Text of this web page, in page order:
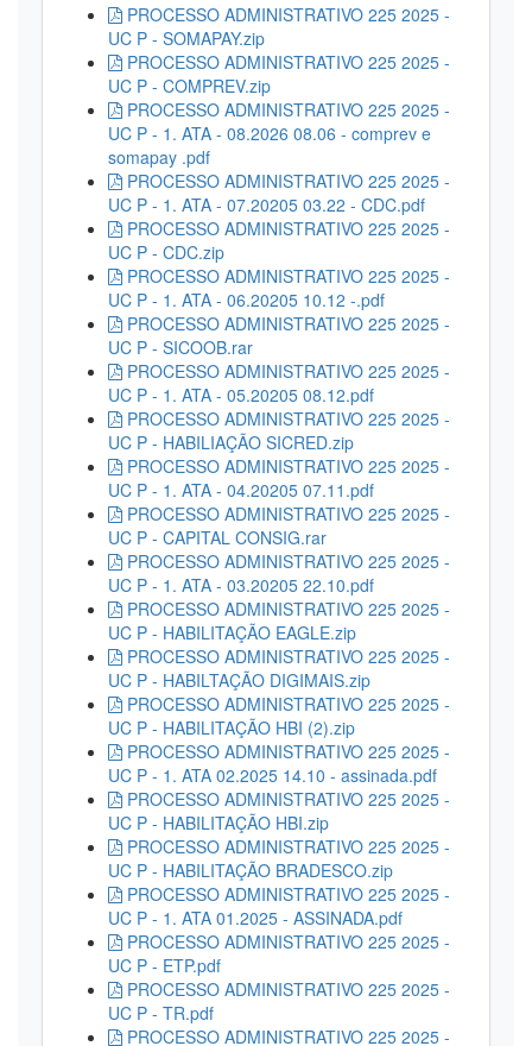
PROCESSO ADMINISTRATIVO 225 2025 -
UC P - SOMAPAY.zip
PROCESSO ADMINISTRATIVO 225 2025 -
UC P - COMPREV.zip
PROCESSO ADMINISTRATIVO 225 2025 -
UC P - 1. ATA - 08.2026 08.06 - comprev e
somapay .pdf
PROCESSO ADMINISTRATIVO 225 2025 -
UC P - 1. ATA - 07.20205 03.22 - CDC.pdf
PROCESSO ADMINISTRATIVO 225 2025 -
UC P - CDC.zip
PROCESSO ADMINISTRATIVO 225 2025 -
UC P - 1. ATA - 06.20205 10.12 -.pdf
PROCESSO ADMINISTRATIVO 225 2025 -
UC P - SICOOB.rar
PROCESSO ADMINISTRATIVO 225 2025 -
UC P - 1. ATA - 05.20205 08.12.pdf
PROCESSO ADMINISTRATIVO 225 2025 -
UC P - HABILIAÇÃO SICRED.zip
PROCESSO ADMINISTRATIVO 225 2025 -
UC P - 1. ATA - 04.20205 07.11.pdf
PROCESSO ADMINISTRATIVO 225 2025 -
UC P - CAPITAL CONSIG.rar
PROCESSO ADMINISTRATIVO 225 2025 -
UC P - 1. ATA - 03.20205 22.10.pdf
PROCESSO ADMINISTRATIVO 225 2025 -
UC P - HABILITAÇÃO EAGLE.zip
PROCESSO ADMINISTRATIVO 225 2025 -
UC P - HABILTAÇÃO DIGIMAIS.zip
PROCESSO ADMINISTRATIVO 225 2025 -
UC P - HABILITAÇÃO HBI (2).zip
PROCESSO ADMINISTRATIVO 225 2025 -
UC P - 1. ATA 02.2025 14.10 - assinada.pdf
PROCESSO ADMINISTRATIVO 225 2025 -
UC P - HABILITAÇÃO HBI.zip
PROCESSO ADMINISTRATIVO 225 2025 -
UC P - HABILITAÇÃO BRADESCO.zip
PROCESSO ADMINISTRATIVO 225 2025 -
UC P - 1. ATA 01.2025 - ASSINADA.pdf
PROCESSO ADMINISTRATIVO 225 2025 -
UC P - ETP.pdf
PROCESSO ADMINISTRATIVO 225 2025 -
UC P - TR.pdf
PROCESSO ADMINISTRATIVO 225 2025 -